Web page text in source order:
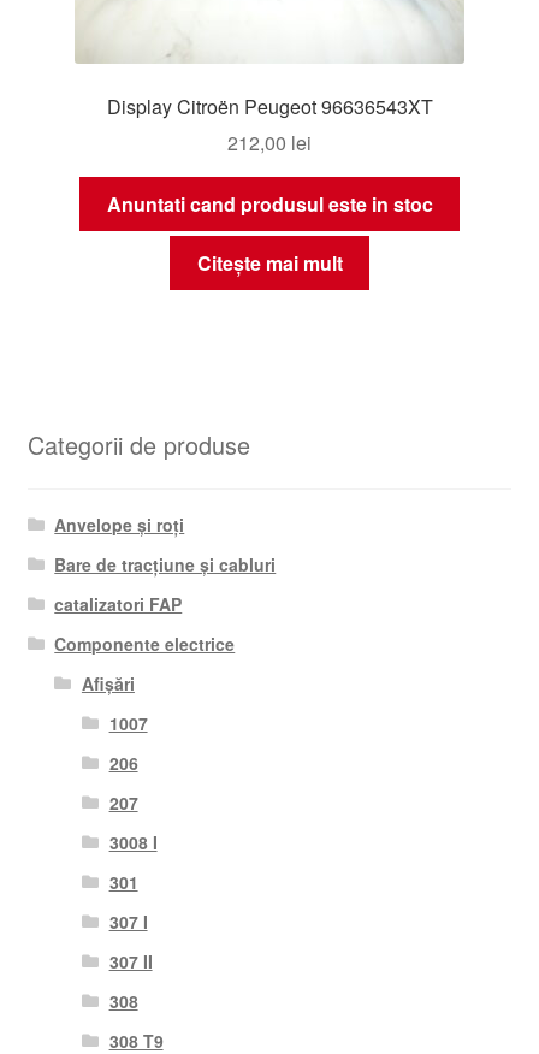
Display Citroën Peugeot 96636543XT
212,00 lei
Anuntati cand produsul este in stoc
Citește mai mult
Categorii de produse
Anvelope și roți
Bare de tracțiune și cabluri
catalizatori FAP
Componente electrice
Afișări
1007
206
207
3008 I
301
307 I
307 II
308
308 T9